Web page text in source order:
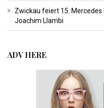
Zwickau feiert 15.
Joachim Llambi
ADV HERE